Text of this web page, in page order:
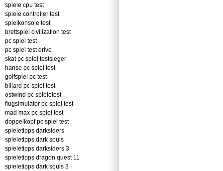
spiele cpu test
spiele controller test
spielkonsole test
brettspiel civilization test
pc spiel test
pc spiel test drive
skat pc spiel testsieger
hanse pc spiel test
golfspiel pc test
billard pc spiel test
ostwind pc spieletest
flugsimulator pc spiel test
mad max pc spiel test
doppelkopf pc spiel test
spieletipps darksiders
spieletipps dark souls
spieletipps darksiders 3
spieletipps dragon quest 11
spieletipps dark souls 3